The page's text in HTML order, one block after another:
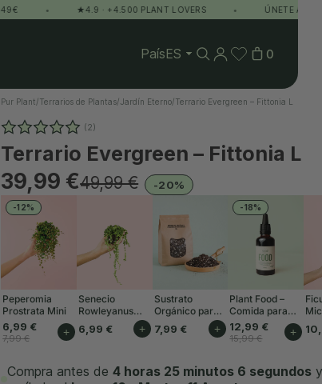
• ★4.9 · +4.500 PLANT LOVERS • ÚNETE AL CLUB Y
País
0
Pur Plant/Terrarios de Plantas/Jardín Eterno/Terrario Evergreen – Fittonia L
(2)
Terrario Evergreen – Fittonia L
39,99 €49,99 € -20%
-12%
Peperomia
Prostrata Mini
6,99 €
7,99 € +
Senecio
Rowleyanus
Mini
6,99 € +
Sustrato
Orgánico para
Plantas de
Interior 3L
7,99 € +
-18%
Plant Food –
Comida para
Plantas Interior
50ml
12,99 €
15,99 € +
Compra antes de4 horas 25 minutos 4 segundosy